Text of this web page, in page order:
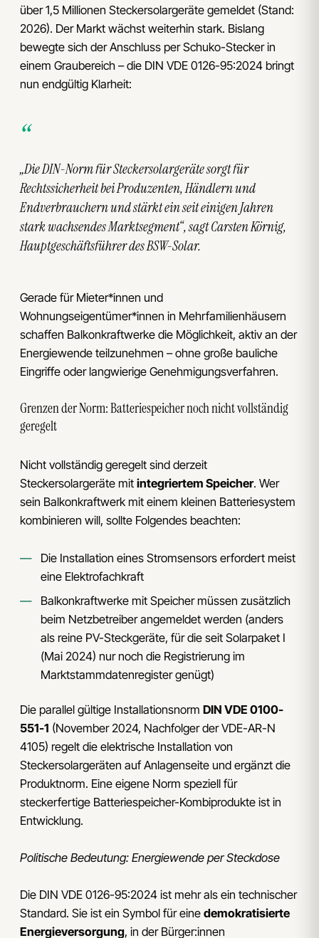
über 1,5 Millionen Steckersolargeräte gemeldet (Stand:
2026). Der Markt wächst weiterhin stark. Bislang
bewegte sich der Anschluss per Schuko-Stecker in
einem Graubereich – die DIN VDE 0126-95:2024 bringt
nun endgültig Klarheit:
„Die DIN-Norm für Steckersolargeräte sorgt für
Rechtssicherheit bei Produzenten, Händlern und
Endverbrauchern und stärkt ein seit einigen Jahren
stark wachsendes Marktsegment“, sagt Carsten Körnig,
Hauptgeschäftsführer des BSW-Solar.
Gerade für Mieter*innen und
Wohnungseigentümer*innen in Mehrfamilienhäusern
schaffen Balkonkraftwerke die Möglichkeit, aktiv an der
Energiewende teilzunehmen – ohne große bauliche
Eingriffe oder langwierige Genehmigungsverfahren.
Grenzen der Norm: Batteriespeicher noch nicht vollständig
geregelt
Nicht vollständig geregelt sind derzeit
Steckersolargeräte mit integriertem Speicher. Wer
sein Balkonkraftwerk mit einem kleinen Batteriesystem
kombinieren will, sollte Folgendes beachten:
Die Installation eines Stromsensors erfordert meist
eine Elektrofachkraft
Balkonkraftwerke mit Speicher müssen zusätzlich
beim Netzbetreiber angemeldet werden (anders
als reine PV-Steckgeräte, für die seit Solarpaket I
(Mai 2024) nur noch die Registrierung im
Marktstammdatenregister genügt)
Die parallel gültige Installationsnorm DIN VDE 0100-
551-1 (November 2024, Nachfolger der VDE-AR-N
4105) regelt die elektrische Installation von
Steckersolargeräten auf Anlagenseite und ergänzt die
Produktnorm. Eine eigene Norm speziell für
steckerfertige Batteriespeicher-Kombiprodukte ist in
Entwicklung.
Politische Bedeutung: Energiewende per Steckdose
Die DIN VDE 0126-95:2024 ist mehr als ein technischer
Standard. Sie ist ein Symbol für eine demokratisierte
Energieversorgung, in der Bürger:innen